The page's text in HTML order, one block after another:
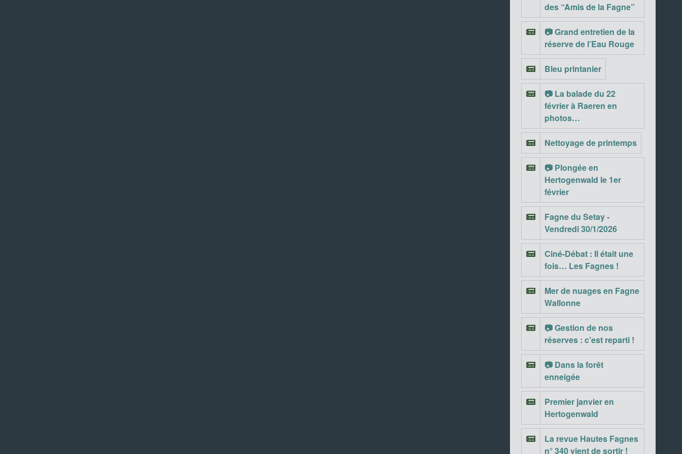
des “Amis de la Fagne”
📷 Grand entretien de la
réserve de l’Eau Rouge
Bleu printanier
📷 La balade du 22
février à Raeren en
photos…
Nettoyage de printemps
📷 Plongée en
Hertogenwald le 1er
février
Fagne du Setay -
Vendredi 30/1/2026
Ciné-Débat : Il était une
fois… Les Fagnes !
Mer de nuages en Fagne
Wallonne
📷 Gestion de nos
réserves : c’est reparti !
📷 Dans la forêt
enneigée
Premier janvier en
Hertogenwald
La revue Hautes Fagnes
n° 340 vient de sortir !